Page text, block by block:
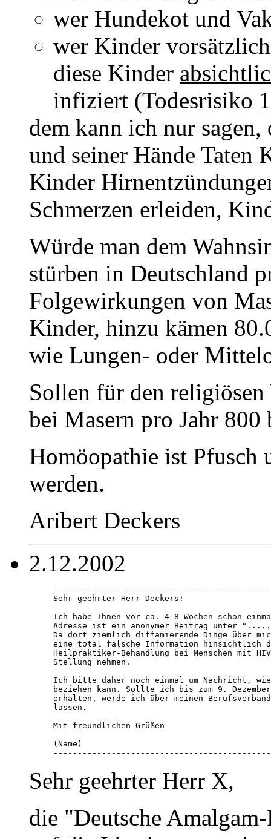
wer Hundekot und
wer Kinder
diese Kinder
infiziert (Todesrisiko
dem kann ich nur sagen,
und seiner Hände Taten
Kinder
Schmerzen erleiden,
Würde man dem
stürben in Deutschland
Folgewirkungen von
Kinder, hinzu kämen
wie Lungen- oder
Sollen für den
bei Masern pro Jahr
Homöopathie ist Pfusch
werden.
Aribert Deckers
2.12.2002
Sehr geehrter Herr Deckers!
Ich habe Ihnen vor ca. 4-8 Wochen schon
Adresse ist ein anonymer Beitrag unter
Da dort ziemlich diffamierende Dinge über
eine total falsche Information hinsichtlich
Heilpraktiker-Behandlung bei Menschen mit
Stellung nehmen.
Ich bitte daher noch einmal um Nachricht,
beziehen kann. Sollte ich bis zum 9.
erhalten, werde ich über meinen
lassen.
Mit freundlichen Grüßen
(Name)
Sehr geehrter Herr X,
die "Deutsche